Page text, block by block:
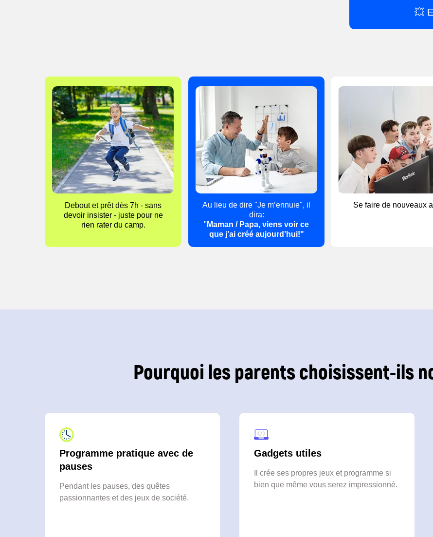
💥
Se faire de nouveaux
Au lieu de dire "Je m’ennuie", il
dira:
" Maman / Papa, viens voir ce
que j’ai créé aujourd’hui!"
Debout et prêt dès 7h - sans
devoir insister - juste pour ne
rien rater du camp.
Pourquoi les parents choisissent-ils
Programme pratique avec de
pauses
Pendant les pauses, des quêtes
passionnantes et des jeux de société.
Gadgets utiles
Il crée ses propres jeux et programme si
bien que même vous serez impressionné.